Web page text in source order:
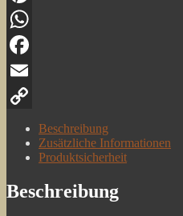
Pinterest
WhatsApp
Facebook
Email
Link
Beschreibung
Zusätzliche Informationen
Produktsicherheit
Beschreibung